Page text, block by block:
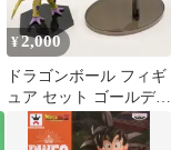
¥2,000
ドラゴンボール フィギ
ュア セット ゴールデン
フリーザ＋ゴジータブ
ルー 台座付